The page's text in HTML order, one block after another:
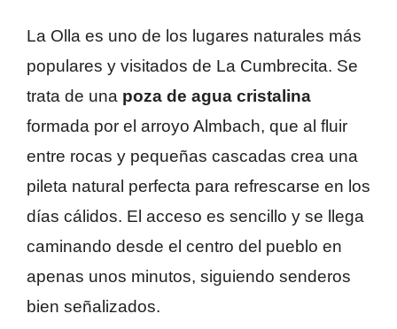
La Olla es uno de los lugares naturales más
populares y visitados de La Cumbrecita. Se
trata de una poza de agua cristalina
formada por el arroyo Almbach, que al fluir
entre rocas y pequeñas cascadas crea una
pileta natural perfecta para refrescarse en los
días cálidos. El acceso es sencillo y se llega
caminando desde el centro del pueblo en
apenas unos minutos, siguiendo senderos
bien señalizados.